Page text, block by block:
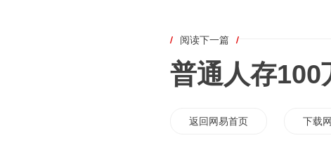
/ 阅读下一篇 /
普通人存100
返回网易首页 下载